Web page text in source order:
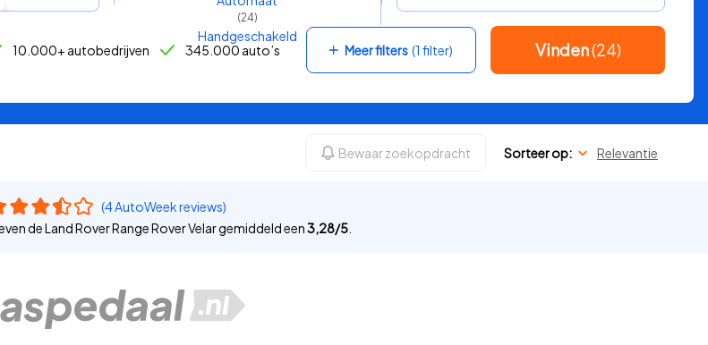
(24)
Handgeschakeld
Meer filters (1 filter) Vinden(24)
10.000+ autobedrijven 345.000 auto’s
Bewaar zoekopdracht Sorteer op: Relevantie
(4 AutoWeek reviews)
de Land Rover Range Rover Velar gemiddeld een3,28/5